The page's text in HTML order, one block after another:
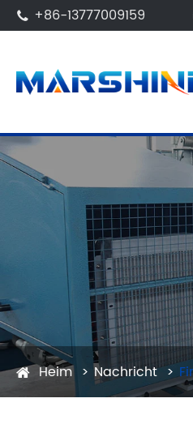
 +86-13777009159
Heim Nachricht